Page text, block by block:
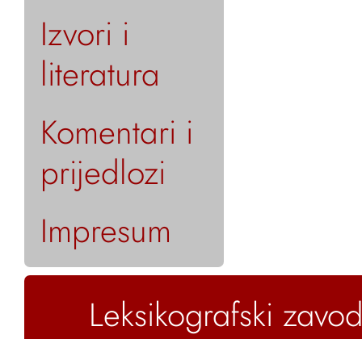
Izvori i
literatura
Komentari i
prijedlozi
Impresum
Leksikografski